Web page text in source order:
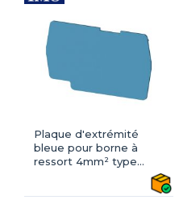
Plaque d'extrémité
bleue pour borne à
ressort 4mm² type